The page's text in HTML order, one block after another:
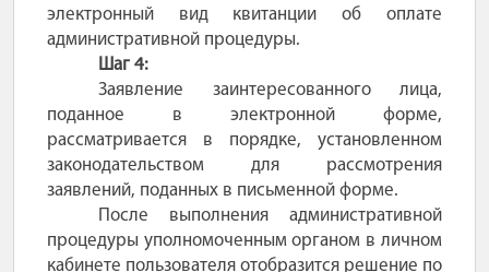
электронный вид квитанции об оплате
административной процедуры.
Шаг 4:
Заявление заинтересованного лица,
поданное в электронной форме,
рассматривается в порядке, установленном
законодательством для рассмотрения
заявлений, поданных в письменной форме.
После выполнения административной
процедуры уполномоченным органом в личном
кабинете пользователя отобразится решение по